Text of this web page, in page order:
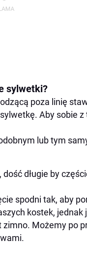
sylwetki?
poza linię
Aby sobie
lub tym
długie by
spodni tak, aby
kostek,
Możemy po